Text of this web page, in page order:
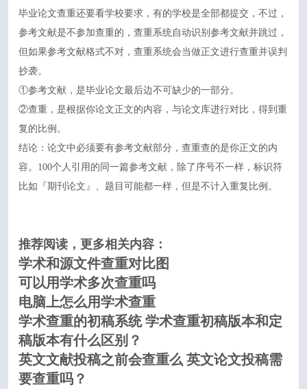
毕业论文查重还要看学校要求，有的学校是全部都提交，不过，
参考文献是不参加查重的，查重系统自动识别参考文献并跳过，
但如果参考文献格式不对，查重系统会当做正文进行查重并误判
抄袭。
①参考文献，是毕业论文最后边不可缺少的一部分。
②查重，是根据你论文正文的内容，与论文库进行对比，得到重
复的比例。
结论：论文中必须要有参考文献部分，查重查的是你正文的内
容。100个人引用的同一篇参考文献，除了序号不一样，标识符
比如『期刊论文』、题目可能都一样，但是不计入重复比例。
推荐阅读，更多相关内容：
学术和源文件查重对比图
可以用学术多次查重吗
电脑上怎么用学术查重
学术查重的初稿系统 学术查重初稿版本和定
稿版本有什么区别？
英文文献投稿之前会查重么 英文论文投稿需
要查重吗？